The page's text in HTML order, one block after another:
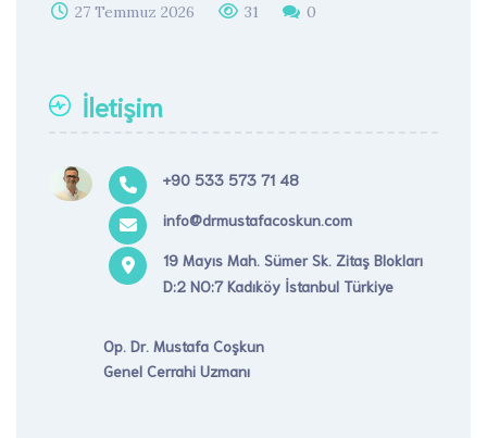
27 Temmuz 2026 31 0
İletişim
+90 533 573 71 48
info@drmustafacoskun.com
19 Mayıs Mah. Sümer Sk. Zitaş Blokları
D:2 NO:7 Kadıköy İstanbul Türkiye
Op. Dr. Mustafa Coşkun
Genel Cerrahi Uzmanı